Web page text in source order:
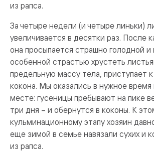
из рапса.
За четыре недели (и четыре линьки)
увеличивается в десятки раз. После
она просыпается страшно голодной и
особенной страстью хрустеть
предельную массу тела, приступает
кокона. Мы оказались в нужное
месте: гусеницы пребывают на пике
три дня – и обернутся в коконы. К
кульминационному этапу хозяин
еще зимой в семье навязали сухих и
из рапса.